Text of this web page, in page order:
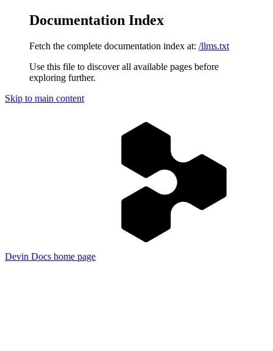
Documentation Index
Fetch the complete documentation index at: /llms.txt
Use this file to discover all available pages before
exploring further.
Skip to main content
Devin Docs home page